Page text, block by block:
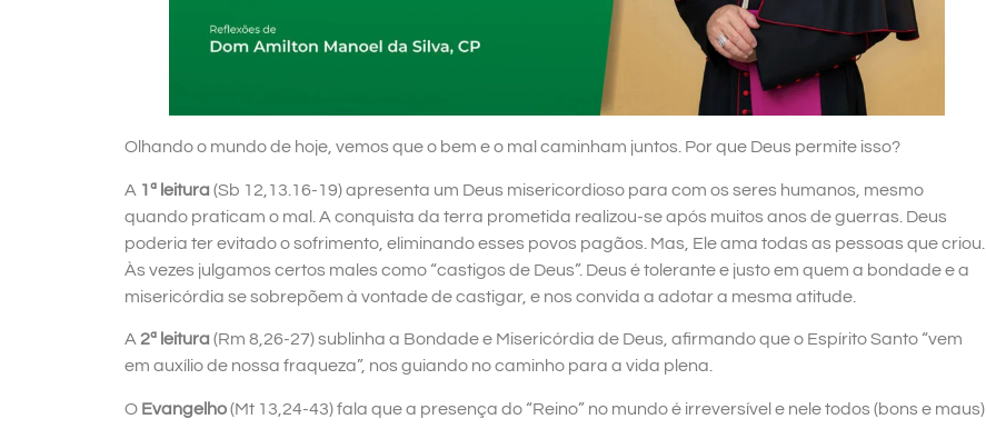
Olhando o mundo de hoje, vemos que o bem e o mal caminham juntos. Por que Deus permite isso?
A 1ª leitura (Sb 12,13.16-19) apresenta um Deus misericordioso para com os seres humanos, mesmo
quando praticam o mal. A conquista da terra prometida realizou-se após muitos anos de guerras. Deus
poderia ter evitado o sofrimento, eliminando esses povos pagãos. Mas, Ele ama todas as pessoas que criou.
Às vezes julgamos certos males como “castigos de Deus”. Deus é tolerante e justo em quem a bondade e a
misericórdia se sobrepõem à vontade de castigar, e nos convida a adotar a mesma atitude.
A 2ª leitura (Rm 8,26-27) sublinha a Bondade e Misericórdia de Deus, afirmando que o Espírito Santo “vem
em auxílio de nossa fraqueza”, nos guiando no caminho para a vida plena.
O Evangelho(Mt 13,24-43) fala que a presença do “Reino” no mundo é irreversível e nele todos (bons e maus)